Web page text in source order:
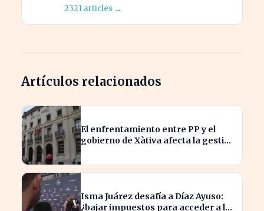
2321 articles →
Artículos relacionados
El enfrentamiento entre PP y el
gobierno de Xàtiva afecta la gestión
Isma Juárez desafía a Díaz Ayuso:
¿bajar impuestos para acceder a la